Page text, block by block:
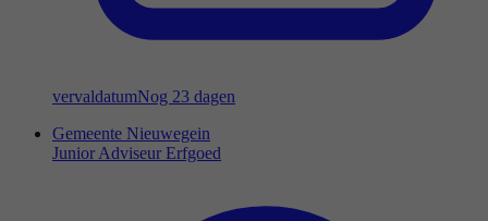
vervaldatumNog 23 dagen
Gemeente Nieuwegein
Junior Adviseur Erfgoed